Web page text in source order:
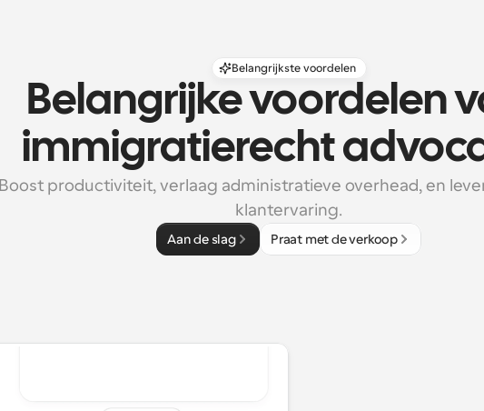
Belangrijkste voordelen
Belangrijke voordelen
immigratierecht
Boost productiviteit, verlaag administratieve overhead, en
klantervaring.
Aan de slag Praat met de verkoop